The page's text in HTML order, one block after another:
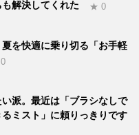
解決してくれた
★ 0
を快適に乗り切る「お手軽
派。最近は「ブラシなしで
ミスト」に頼りっきりです